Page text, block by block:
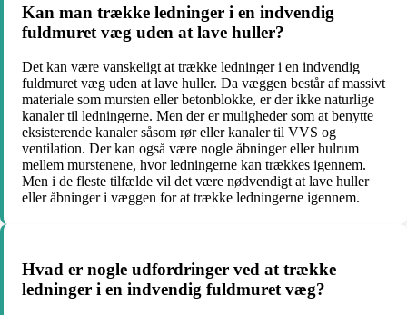
Kan man trække ledninger i en indvendig
fuldmuret væg uden at lave huller?
Det kan være vanskeligt at trække ledninger i en indvendig
fuldmuret væg uden at lave huller. Da væggen består af massivt
materiale som mursten eller betonblokke, er der ikke naturlige
kanaler til ledningerne. Men der er muligheder som at benytte
eksisterende kanaler såsom rør eller kanaler til VVS og
ventilation. Der kan også være nogle åbninger eller hulrum
mellem murstenene, hvor ledningerne kan trækkes igennem.
Men i de fleste tilfælde vil det være nødvendigt at lave huller
eller åbninger i væggen for at trække ledningerne igennem.
Hvad er nogle udfordringer ved at trække
ledninger i en indvendig fuldmuret væg?